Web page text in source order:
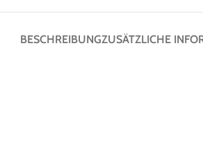
BESCHREIBUNGZUSÄTZLICHE